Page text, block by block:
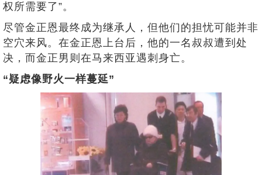
权所需要了”。
尽管金正恩最终成为继承人，但他们的担忧可能并非
空穴来风。在金正恩上台后，他的一名叔叔遭到处
决，而金正男则在马来西亚遇刺身亡。
“疑虑像野火一样蔓延”